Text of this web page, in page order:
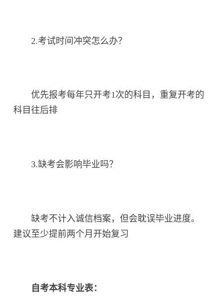
2.考试时间冲突怎么办？
优先报考每年只开考1次的科目，重复开考的
科目往后排
3.缺考会影响毕业吗？
缺考不计入诚信档案，但会耽误毕业进度。
建议至少提前两个月开始复习
自考本科专业表：